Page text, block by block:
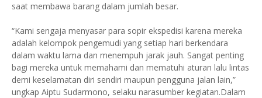
saat membawa barang dalam jumlah besar.
“Kami sengaja menyasar para sopir ekspedisi karena mereka
adalah kelompok pengemudi yang setiap hari berkendara
dalam waktu lama dan menempuh jarak jauh. Sangat penting
bagi mereka untuk memahami dan mematuhi aturan lalu lintas
demi keselamatan diri sendiri maupun pengguna jalan lain,”
ungkap Aiptu Sudarmono, selaku narasumber kegiatan.Dalam